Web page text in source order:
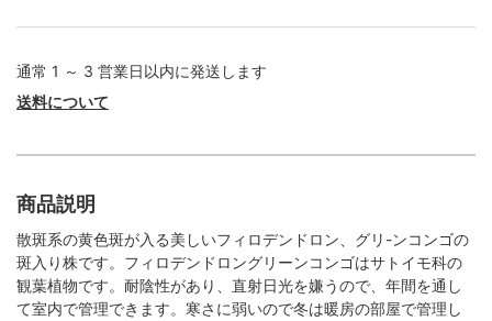
通常 1 ～ 3 営業日以内に発送します
送料について
商品説明
散斑系の黄色斑が入る美しいフィロデンドロン、グリ-ンコンゴの
斑入り株です。フィロデンドロングリーンコンゴはサトイモ科の
観葉植物です。耐陰性があり、直射日光を嫌うので、年間を通し
て室内で管理できます。寒さに弱いので冬は暖房の部屋で管理し